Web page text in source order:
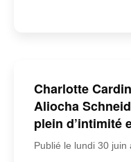
Charlotte
Aliocha
plein d’intimité
Publié le lundi 30 juin